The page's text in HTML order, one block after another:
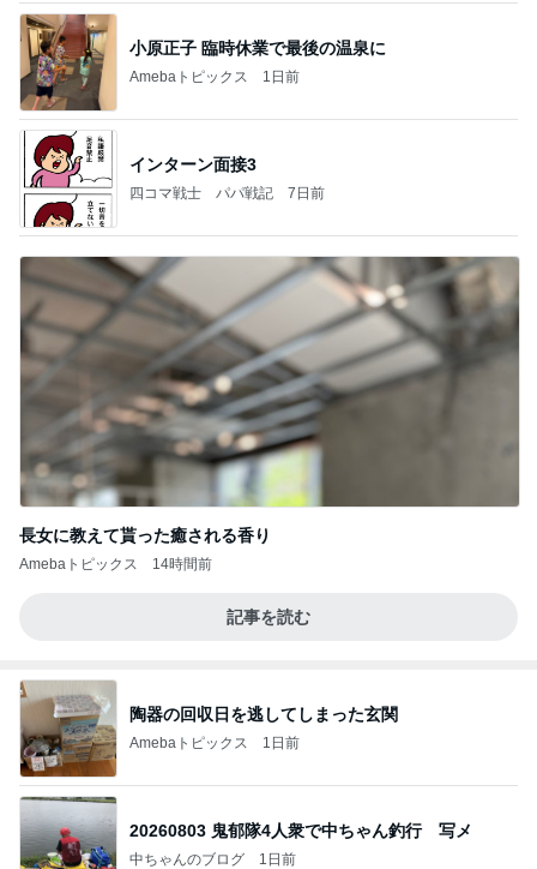
小原正子 臨時休業で最後の温泉に
Amebaトピックス 1日前
インターン面接3
四コマ戦士 パパ戦記 7日前
長女に教えて貰った癒される香り
Amebaトピックス 14時間前
記事を読む
陶器の回収日を逃してしまった玄関
Amebaトピックス 1日前
20260803 鬼郁隊4人衆で中ちゃん釣行 写メ
中ちゃんのブログ 1日前